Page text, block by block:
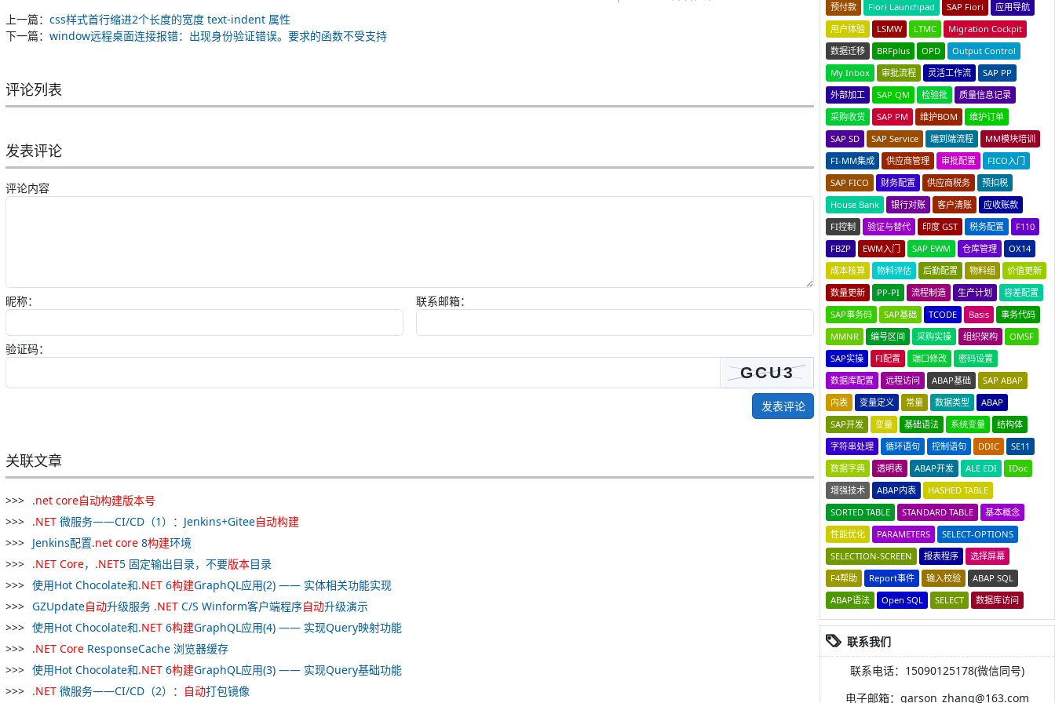
上一篇： css样式首行缩进2个长度的宽度 text-indent 属性
下一篇： window远程桌面连接报错：出现身份验证错误。要求的函数不受支持
评论列表
发表评论
评论内容
昵称： 联系邮箱：
验证码：
发表评论
关联文章
.net core自动构建版本号
.NET 微服务——CI/CD（1）：Jenkins+Gitee自动构建
Jenkins配置.net core 8构建环境
.NET Core，.NET5 固定输出目录，不要版本目录
使用Hot Chocolate和.NET 6构建GraphQL应用(2) —— 实体相关功能实现
GZUpdate自动升级服务 .NET C/S Winform客户端程序自动升级演示
使用Hot Chocolate和.NET 6构建GraphQL应用(4) —— 实现Query映射功能
.NET Core ResponseCache 浏览器缓存
使用Hot Chocolate和.NET 6构建GraphQL应用(3) —— 实现Query基础功能
.NET 微服务——CI/CD（2）： 自动打包镜像
预付款
Fiori Launchpad SAP Fiori
应用导航
用户体验
LSMW LTMC
Migration Cockpit
数据迁移
BRFplus OPD
Output Control
My Inbox
审批流程 灵活工作流
SAP PP
外部加工
SAP QM 检验批
质量信息记录
采购收货
SAP PM 维护BOM
维护订单
SAP SD
SAP Service 端到端流程
MM模块培训
FI-MM集成
供应商管理 审批配置
FICO入门
SAP FICO
财务配置 供应商税务
预扣税
House Bank
银行对账 客户清账
应收账款
FI控制
验证与替代 印度 GST 税务配置
F110
FBZP
EWM入门 SAP EWM 仓库管理
OX14
成本核算
物料评估 后勤配置 物料组
价值更新
数量更新
PP-PI 流程制造 生产计划
容差配置
SAP事务码
SAP基础 TCODE Basis
事务代码
MMNR
编号区间 采购实操 组织架构
OMSF
SAP实操
FI配置 端口修改
密码设置
数据库配置
远程访问 ABAP基础
SAP ABAP
内表
变量定义 常量 数据类型
ABAP
SAP开发
变量 基础语法 系统变量
结构体
字符串处理
循环语句 控制语句 DDIC
SE11
数据字典
透明表 ABAP开发 ALE EDI
IDoc
增强技术
ABAP内表
HASHED TABLE
SORTED TABLE
STANDARD TABLE
基本概念
性能优化
PARAMETERS
SELECT-OPTIONS
SELECTION-SCREEN
报表程序
选择屏幕
F4帮助
Report事件 输入校验
ABAP SQL
ABAP语法
Open SQL SELECT 数据库访问
联系我们
联系电话：15090125178(微信同号)
电子邮箱：garson_zhang@163.com